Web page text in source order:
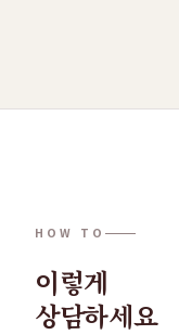
HOW TO
이렇게
상담하세요